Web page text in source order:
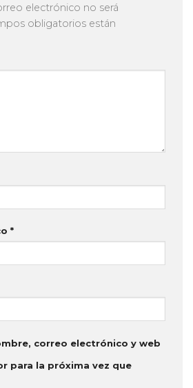
electrónico no será
obligatorios están
*
correo electrónico y web
para la próxima vez que